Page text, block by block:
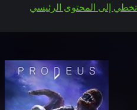
تخطي إلى المحتوى الرئيسي